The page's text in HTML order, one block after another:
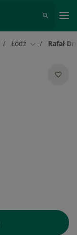
Łódź Zmień miasto
Rafał